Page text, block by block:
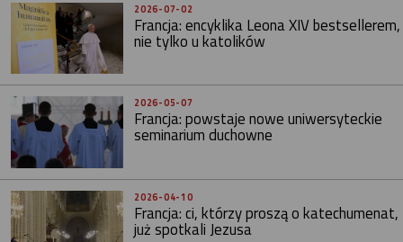
2026-07-02
Francja: encyklika Leona XIV bestsellerem,
nie tylko u katolików
2026-05-07
Francja: powstaje nowe uniwersyteckie
seminarium duchowne
2026-04-10
Francja: ci, którzy proszą o katechumenat,
już spotkali Jezusa